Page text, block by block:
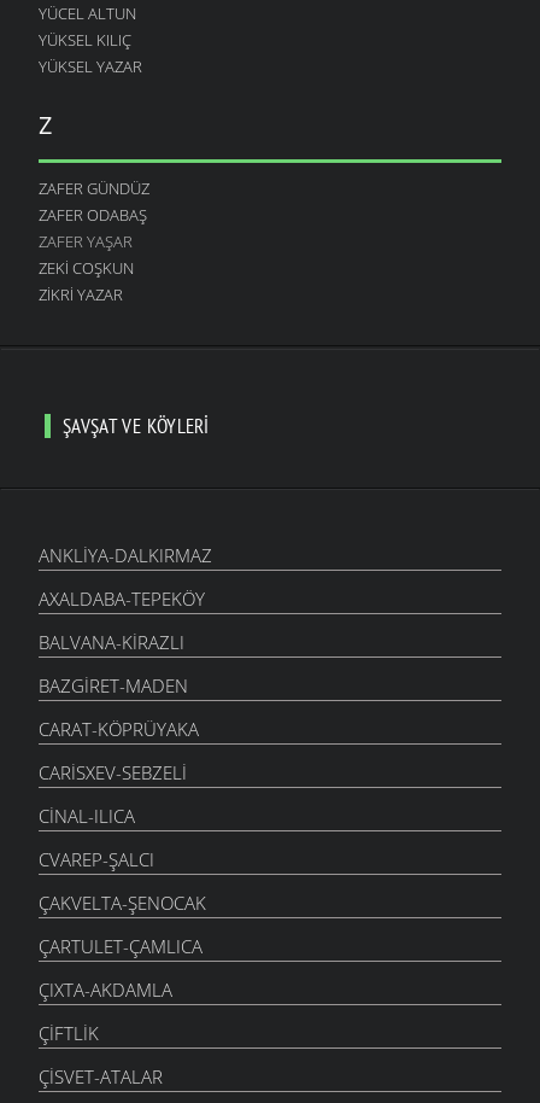
YÜCEL ALTUN
YÜKSEL KILIÇ
YÜKSEL YAZAR
Z
ZAFER GÜNDÜZ
ZAFER ODABAŞ
ZAFER YAŞAR
ZEKI COŞKUN
ZIKRI YAZAR
ŞAVŞAT VE KÖYLERI
ANKLIYA-DALKIRMAZ
AXALDABA-TEPEKÖY
BALVANA-KIRAZLI
BAZGIRET-MADEN
CARAT-KÖPRÜYAKA
CARISXEV-SEBZELI
CINAL-ILICA
CVAREP-ŞALCI
ÇAKVELTA-ŞENOCAK
ÇARTULET-ÇAMLICA
ÇIXTA-AKDAMLA
ÇIFTLIK
ÇISVET-ATALAR